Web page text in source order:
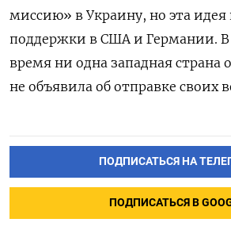
миссию» в Украину, но эта идея
поддержки в США и Германии. В
время ни одна западная страна
не объявила об отправке своих
ПОДПИСАТЬСЯ НА
ПОДПИСАТЬСЯ В